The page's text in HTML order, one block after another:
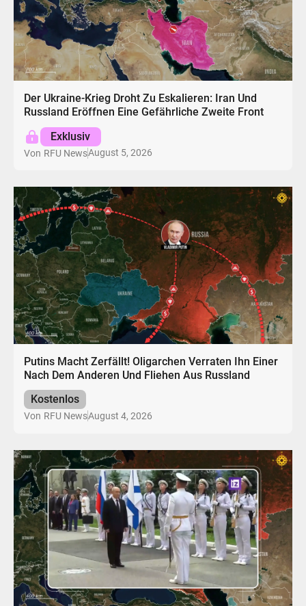
Der Ukraine-Krieg Droht Zu Eskalieren: Iran Und
Russland Eröffnen Eine Gefährliche Zweite Front
Exklusiv
Von RFU NewsAugust 5, 2026
Putins Macht Zerfällt! Oligarchen Verraten Ihn Einer
Nach Dem Anderen Und Fliehen Aus Russland
Kostenlos
Von RFU NewsAugust 4, 2026